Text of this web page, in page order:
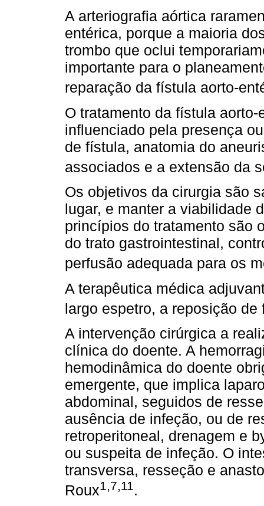
A arteriografia aórtica
entérica, porque a maioria
trombo que oclui
importante para o
reparação da fístula aorto-
O tratamento da fístula
influenciado pela presença
de fístula, anatomia do
associados e a extensão da
Os objetivos da cirurgia são
lugar, e manter a viabilidade
princípios do tratamento são
do trato gastrointestinal,
perfusão adequada para os
A terapêutica médica
largo espetro, a reposição
A intervenção cirúrgica a
clínica do doente. A
hemodinâmica do doente
emergente, que implica
abdominal, seguidos de
ausência de infeção, ou de
retroperitoneal, drenagem e
ou suspeita de infeção. O
transversa, resseção e
Roux1,7,11.